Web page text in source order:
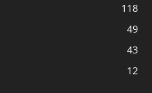
118
49
43
12